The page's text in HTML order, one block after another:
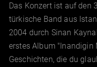
Das Konzert ist auf den
türkische Band aus
2004 durch Sinan
erstes Album "Inandigin
Geschichten, die du